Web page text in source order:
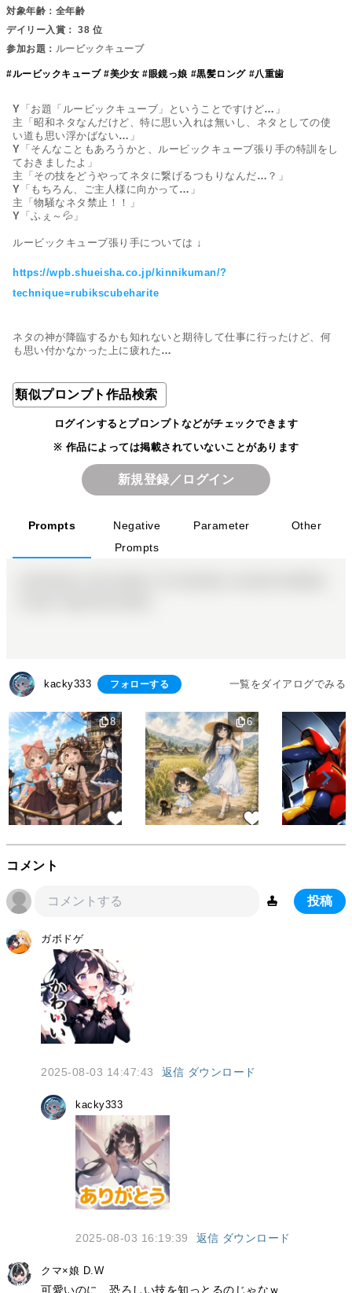
対象年齢：全年齢
デイリー入賞： 38 位
参加お題： ルービックキューブ
#ルービックキューブ #美少女 #眼鏡っ娘 #黒髪ロング #八重歯
Y「お題「ルービックキューブ」ということですけど…」
主「昭和ネタなんだけど、特に思い入れは無いし、ネタとしての使
い道も思い浮かばない…」
Y「そんなこともあろうかと、ルービックキューブ張り手の特訓をし
ておきましたよ」
主「その技をどうやってネタに繋げるつもりなんだ…？」
Y「もちろん、ご主人様に向かって…」
主「物騒なネタ禁止！！」
Y「ふぇ～💦」
ルービックキューブ張り手については ↓
https://wpb.shueisha.co.jp/kinnikuman/?
technique=rubikscubeharite
ネタの神が降臨するかも知れないと期待して仕事に行ったけど、何
類似プロンプト作品検索
ログインするとプロンプトなどがチェックできます
※ 作品によっては掲載されていないことがあります
新規登録／ログイン
Prompts
Negative
Prompts
Parameter Other
kacky333 フォローする 一覧をダイアログでみる
8 6
コメント
投稿
ガボドゲ
2025-08-03 14:47:43 返信 ダウンロード
kacky333
2025-08-03 16:19:39 返信 ダウンロード
クマ×娘 D.W
可愛いのに、恐ろしい技を知っとるのじゃなｗ